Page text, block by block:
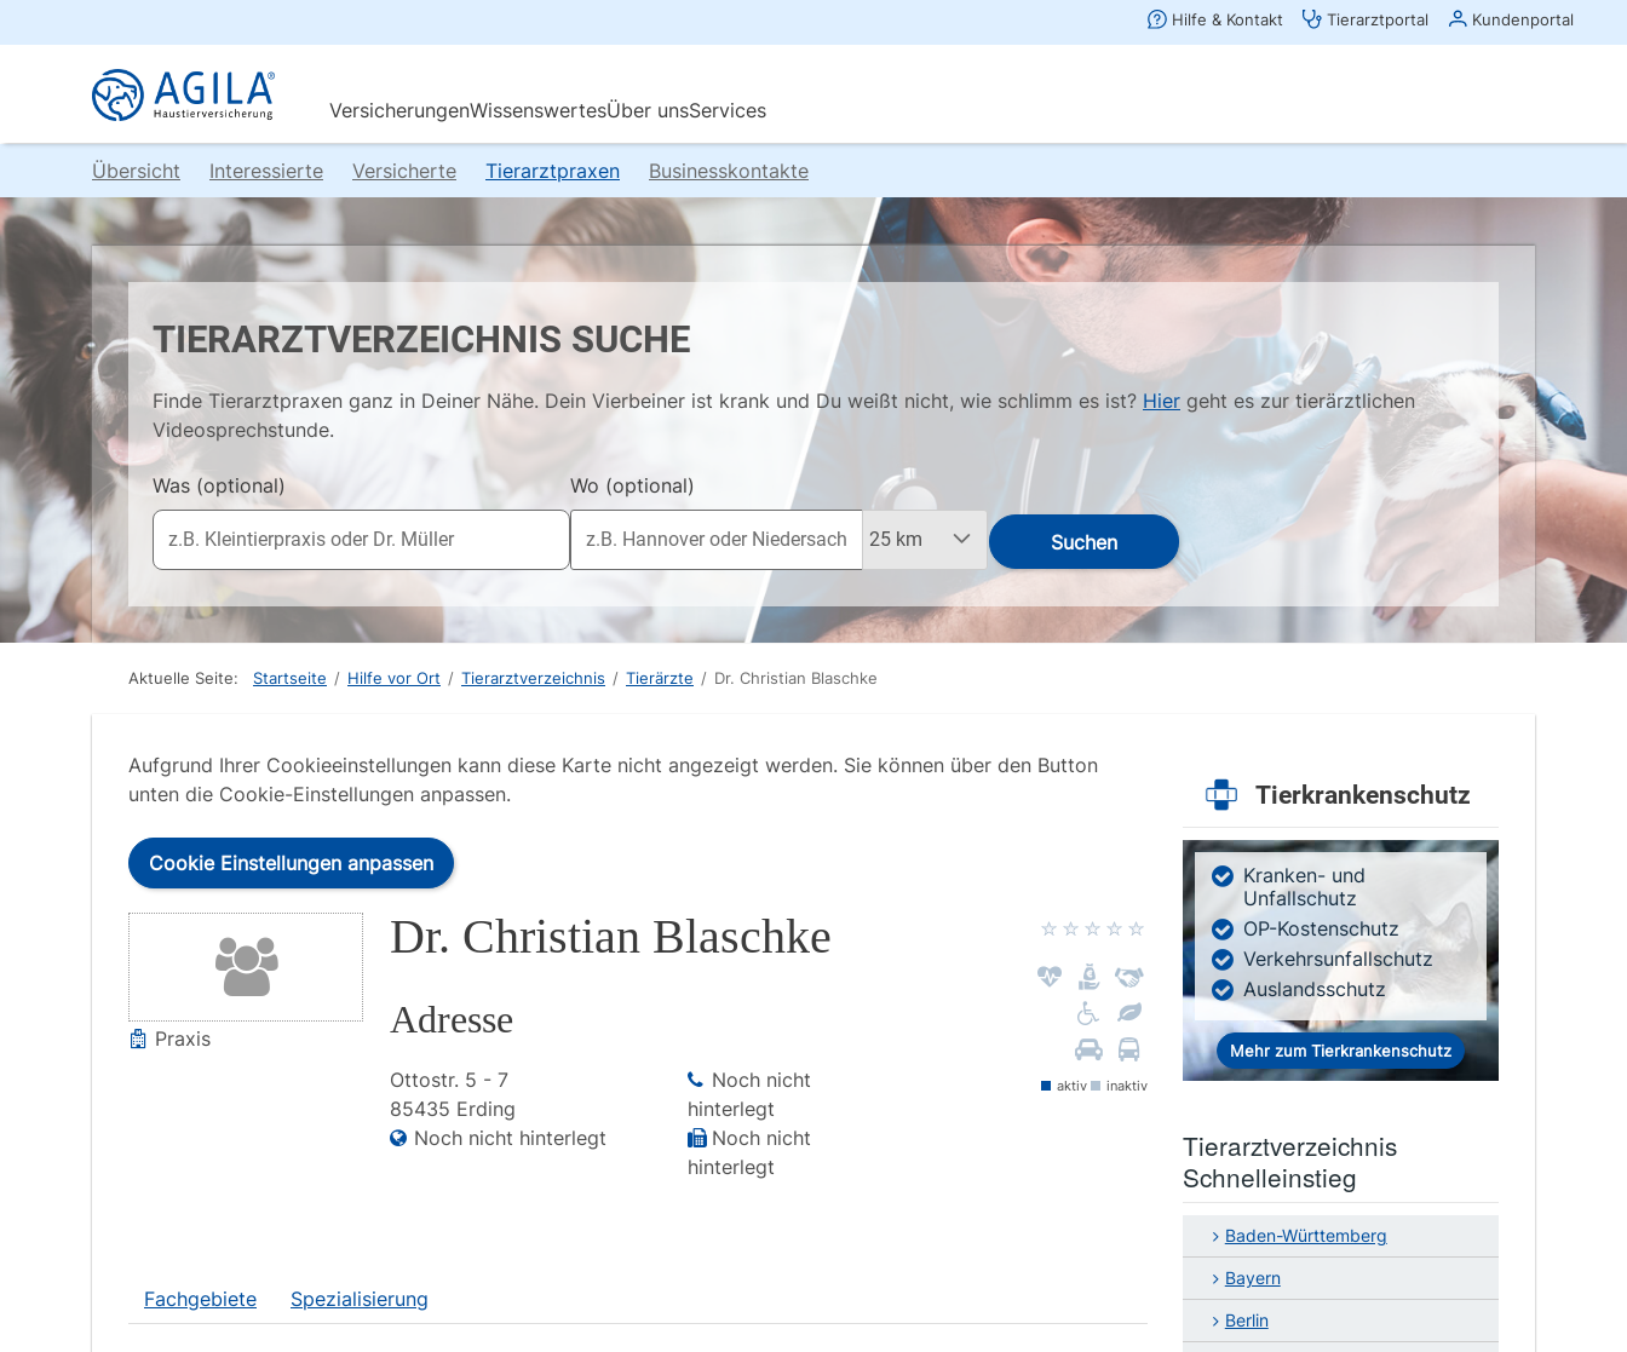
Übersicht Interessierte Versicherte Tierarztpraxen Businesskontakte
TIERARZTVERZEICHNIS SUCHE
Finde Tierarztpraxen ganz in Deiner Nähe. Dein Vierbeiner ist krank und Du weißt nicht, wie schlimm es ist? Hier geht es zur tierärztlichen
Videosprechstunde.
Was (optional) Wo (optional)
Suchen
Aktuelle Seite: Startseite / Hilfe vor Ort / Tierarztverzeichnis / Tierärzte / Dr. Christian Blaschke
Aufgrund Ihrer Cookieeinstellungen kann diese Karte nicht angezeigt werden. Sie können über den Button
unten die Cookie-Einstellungen anpassen.
Cookie Einstellungen anpassen
Praxis
Dr. Christian Blaschke
Adresse
Ottostr. 5 - 7
85435 Erding
Noch nicht hinterlegt
Noch nicht
hinterlegt
Noch nicht
hinterlegt
aktiv inaktiv
Fachgebiete Spezialisierung
Tierkrankenschutz
Kranken- und
Unfallschutz
OP-Kostenschutz
Verkehrsunfallschutz
Auslandsschutz
Mehr zum Tierkrankenschutz
Tierarztverzeichnis
Schnelleinstieg
Baden-Württemberg
Bayern
Berlin